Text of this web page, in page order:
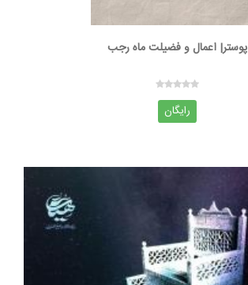
پوستر| اعمال و فضیلت ماه رجب
رایگان